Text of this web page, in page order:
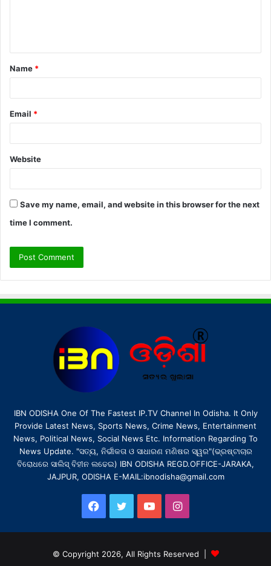
t
*
Name *
Email *
Website
Save my name, email, and website in this browser for the next
time I comment.
IBN ODISHA One Of The Fastest IP.TV Channel In Odisha. It Only
Provide Latest News, Sports News, Crime News, Entertainment
News, Political News, Social News Etc. Information Regarding To
News Update. "ସତ୍ୟ, ନିର୍ଭୀକତା ଓ ସାଧାରଣ ମଣିଷର ସ୍ୱର"(ଭ୍ରଷ୍ଟାଚାର
ବିରୋଧରେ ସାଲିସ୍ ବିହୀନ ଲଢେଇ) IBN ODISHA REGD.OFFICE-JARAKA,
JAJPUR, ODISHA E-MAIL:ibnodisha@gmail.com
Facebook
TwitterYouTubeInstagram
© Copyright 2026, All Rights Reserved |